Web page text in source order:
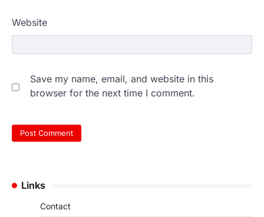
Website
Save my name, email, and website in this
browser for the next time I comment.
Links
Contact